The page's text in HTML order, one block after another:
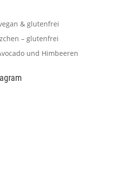
& glutenfrei
– glutenfrei
und Himbeeren